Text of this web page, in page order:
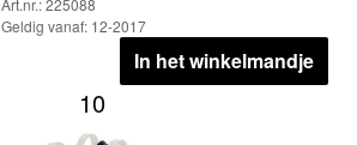
Art.nr.: 225088
Geldig vanaf: 12-2017
In het winkelmandje
10